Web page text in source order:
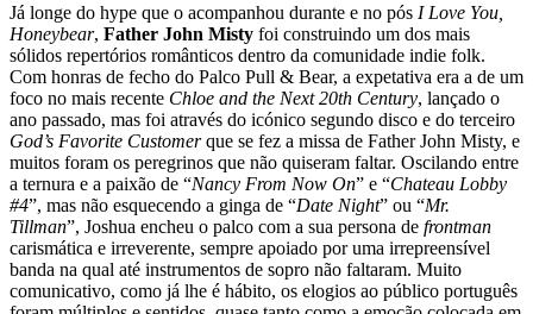
Já longe do hype que o acompanhou durante e no pós I Love You,
Honeybear, Father John Misty foi construindo um dos mais
sólidos repertórios românticos dentro da comunidade indie folk.
Com honras de fecho do Palco Pull & Bear, a expetativa era a de um
foco no mais recente Chloe and the Next 20th Century, lançado o
ano passado, mas foi através do icónico segundo disco e do terceiro
God’s Favorite Customerque se fez a missa de Father John Misty, e
muitos foram os peregrinos que não quiseram faltar. Oscilando entre
a ternura e a paixão de “Nancy From Now On” e “Chateau Lobby
#4”, mas não esquecendo a ginga de “Date Night” ou “Mr.
Tillman”, Joshua encheu o palco com a sua persona de frontman
carismática e irreverente, sempre apoiado por uma irrepreensível
banda na qual até instrumentos de sopro não faltaram. Muito
comunicativo, como já lhe é hábito, os elogios ao público português